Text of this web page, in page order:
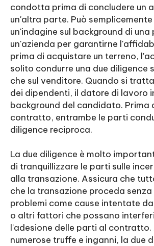
condotta prima di concludere un
un'altra parte. Può
un'indagine sul background di una
un'azienda per garantirne
prima di acquistare un terreno,
solito condurre una due diligence
che sul venditore. Quando si
dei dipendenti, il datore di lavoro
background del candidato. Prima
contratto, entrambe le parti
diligence reciproca.
La due diligence è molto
di tranquillizzare le parti sulle
alla transazione. Assicura che
che la transazione proceda
problemi come cause intentate
o altri fattori che possano
l'adesione delle parti al contratto.
numerose truffe e inganni, la due